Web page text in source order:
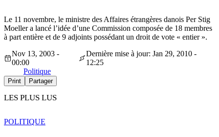
Le 11 novembre, le ministre des Affaires étrangères danois Per Stig
Moeller a lancé l’idée d’une Commission composée de 18 membres
à part entière et de 9 adjoints possédant un droit de vote « entier ».
Nov 13, 2003 -
00:00
Dernière mise à jour: Jan 29, 2010 -
12:25
Politique
Print Partager
LES PLUS LUS
POLITIQUE